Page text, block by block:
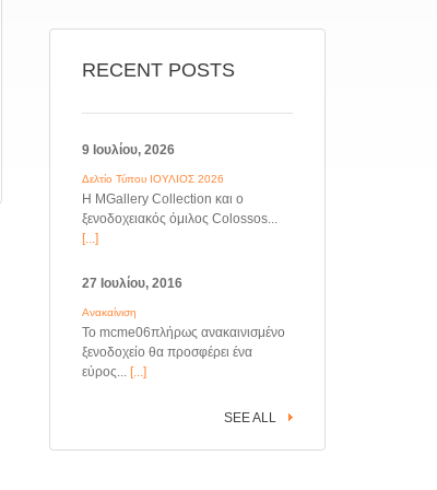
RECENT POSTS
9 Ιουλίου, 2026
Δελτίο Τύπου ΙΟΥΛΙΟΣ 2026
Η MGallery Collection και ο
ξενοδοχειακός όμιλος Colossos...
[...]
27 Ιουλίου, 2016
Ανακαίνιση
Το mcme06πλήρως ανακαινισμένο
ξενοδοχείο θα προσφέρει ένα
εύρος... [...]
SEE ALL